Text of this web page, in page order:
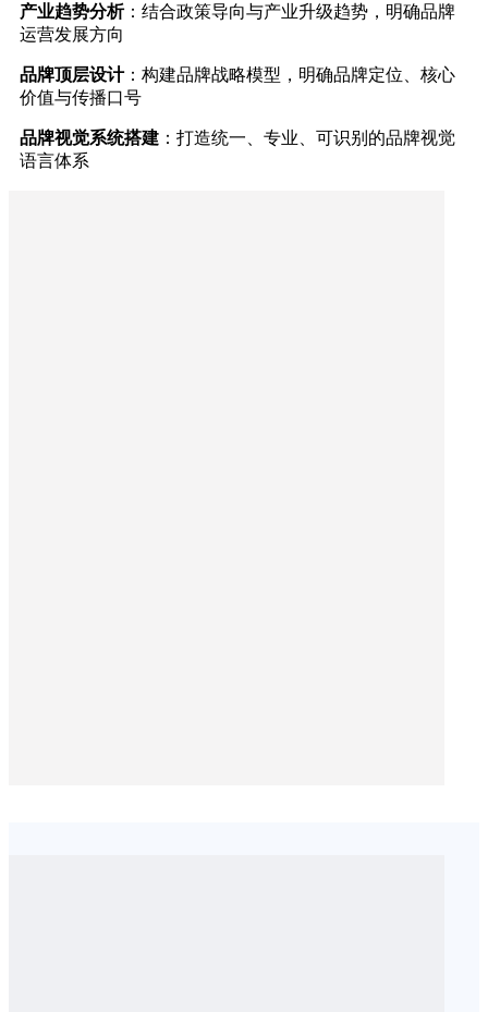
产业趋势分析：结合政策导向与产业升级趋势，明确品牌
运营发展方向
品牌顶层设计：构建品牌战略模型，明确品牌定位、核心
价值与传播口号
品牌视觉系统搭建 ：打造统一、专业、可识别的品牌视觉
语言体系